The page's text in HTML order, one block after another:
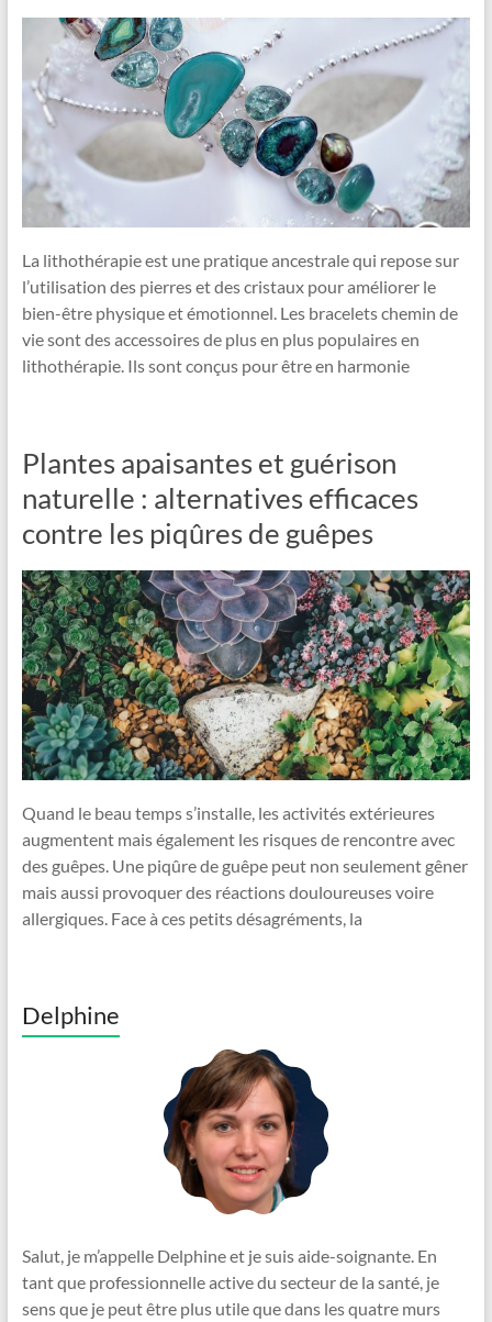
La lithothérapie est une pratique ancestrale qui repose sur
l’utilisation des pierres et des cristaux pour améliorer le
bien-être physique et émotionnel. Les bracelets chemin de
vie sont des accessoires de plus en plus populaires en
lithothérapie. Ils sont conçus pour être en harmonie
Plantes apaisantes et guérison
naturelle : alternatives efficaces
contre les piqûres de guêpes
Quand le beau temps s’installe, les activités extérieures
augmentent mais également les risques de rencontre avec
des guêpes. Une piqûre de guêpe peut non seulement gêner
mais aussi provoquer des réactions douloureuses voire
allergiques. Face à ces petits désagréments, la
Delphine
Salut, je m’appelle Delphine et je suis aide-soignante. En
tant que professionnelle active du secteur de la santé, je
sens que je peut être plus utile que dans les quatre murs